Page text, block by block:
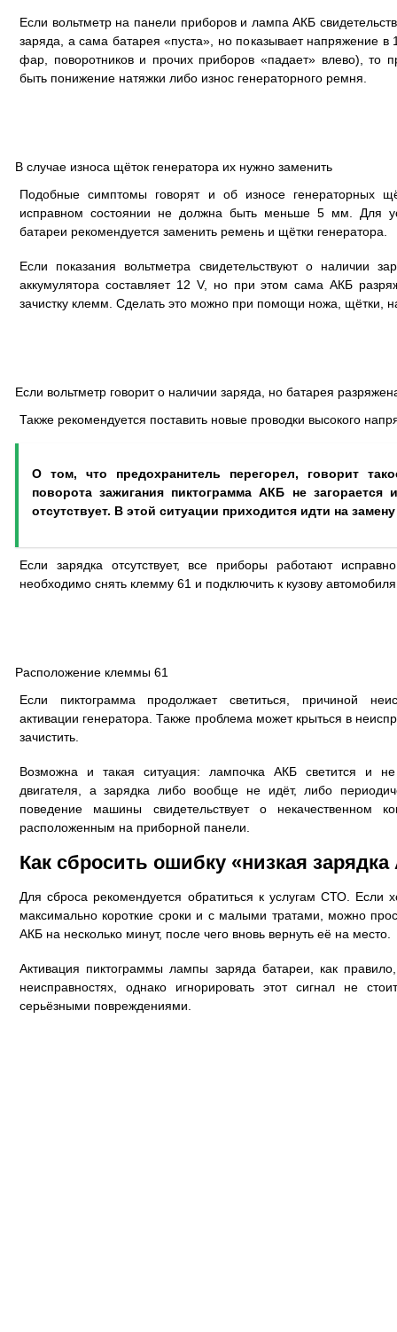
Если вольтметр на панели приборов и лампа АКБ
заряда, а сама батарея «пуста», но показывает напряжение в
фар, поворотников и прочих приборов «падает» влево), то
быть понижение натяжки либо износ генераторного ремня.
В случае износа щёток генератора их нужно заменить
Подобные симптомы говорят и об износе генераторных
исправном состоянии не должна быть меньше 5 мм. Для
батареи рекомендуется заменить ремень и щётки генератора.
Если показания вольтметра свидетельствуют о наличии
аккумулятора составляет 12 V, но при этом сама АКБ
зачистку клемм. Сделать это можно при помощи ножа, щётки,
Если вольтметр говорит о наличии заряда, но батарея
Также рекомендуется поставить новые проводки высокого
О том, что предохранитель перегорел, говорит
поворота зажигания пиктограмма АКБ не загорается
отсутствует. В этой ситуации приходится идти на
Если зарядка отсутствует, все приборы работают
необходимо снять клемму 61 и подключить к кузову
Расположение клеммы 61
Если пиктограмма продолжает светиться, причиной
активации генератора. Также проблема может крыться в
зачистить.
Возможна и такая ситуация: лампочка АКБ светится и
двигателя, а зарядка либо вообще не идёт, либо
поведение машины свидетельствует о некачественном
расположенным на приборной панели.
Как сбросить ошибку «низкая
Для сброса рекомендуется обратиться к услугам СТО. Если
максимально короткие сроки и с малыми тратами, можно
АКБ на несколько минут, после чего вновь вернуть её на место.
Активация пиктограммы лампы заряда батареи, как
неисправностях, однако игнорировать этот сигнал не
серьёзными повреждениями.